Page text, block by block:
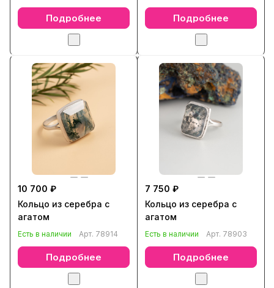
Подробнее Подробнее
10 700 ₽
Кольцо из серебра с
агатом
Есть в наличии Арт. 78914
Подробнее
7 750 ₽
Кольцо из серебра с
агатом
Есть в наличии Арт. 78903
Подробнее